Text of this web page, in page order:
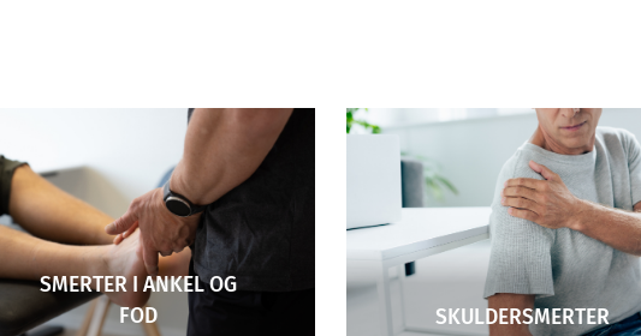
SMERTER I ANKEL OG
FOD
SKULDERSMERTER